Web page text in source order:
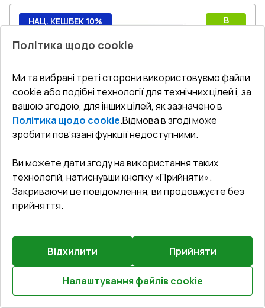
Розрахуй онлайн
B
НАЦ. КЕШБЕК 10%
Попереднє
Залиште відгук
Розсувні терасні двері 2700x2200 мм REHAU Brillant
70 (Похило-зсувні) WALNUT ззовні
Профільна система
Склопакет: 4 LE - 16 - 4 - 12 - 4 LE
Політика щодо cookie
Ми та вибрані треті сторони використовуємо файли
cookie або подібні технології для технічних цілей і, за
вашою згодою, для інших цілей, як зазначено в
Політика щодо cookie.Відмова в згоді може
зробити пов’язані функції недоступними.
Ви можете дати згоду на використання таких
технологій, натиснувши кнопку «Прийняти».
Закриваючи це повідомлення, ви продовжуєте без
прийняття.
Відхилити Прийняти
Налаштування файлів cookie